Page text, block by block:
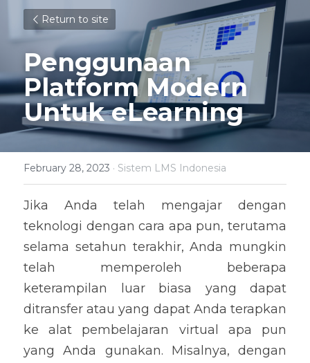
Return to site
Penggunaan
Platform Modern
Untuk eLearning
February 28, 2023 · Sistem LMS Indonesia
Jika Anda telah mengajar dengan
teknologi dengan cara apa pun, terutama
selama setahun terakhir, Anda mungkin
telah memperoleh beberapa
keterampilan luar biasa yang dapat
ditransfer atau yang dapat Anda terapkan
ke alat pembelajaran virtual apa pun
yang Anda gunakan. Misalnya, dengan